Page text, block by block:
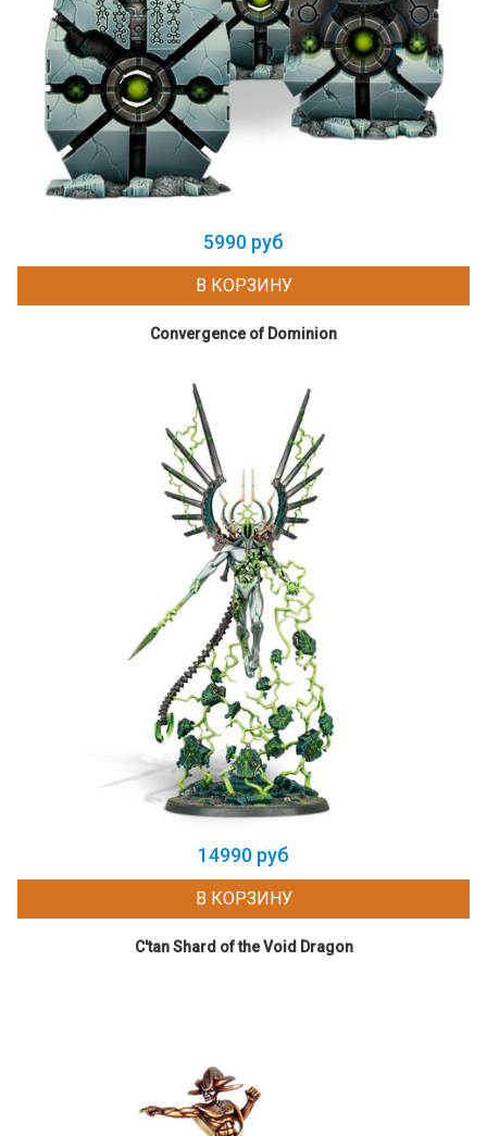
5990 руб
В КОРЗИНУ
Convergence of Dominion
14990 руб
В КОРЗИНУ
C'tan Shard of the Void Dragon